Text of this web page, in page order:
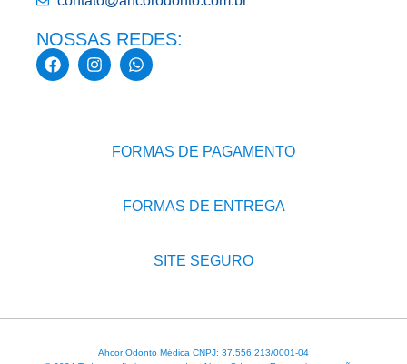
NOSSAS REDES:
FORMAS DE PAGAMENTO
FORMAS DE ENTREGA
SITE SEGURO
Ahcor Odonto Médica CNPJ: 37.556.213/0001-04